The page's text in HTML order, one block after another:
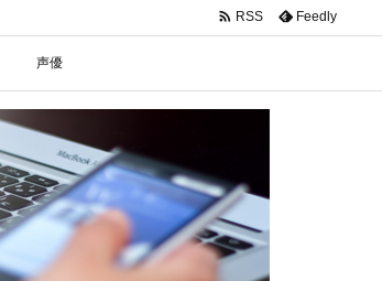
声優
 RSS Feedly